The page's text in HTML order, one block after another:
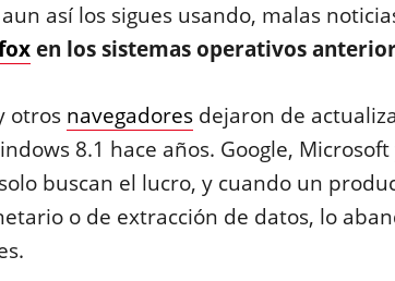
así los sigues usando, malas
en los sistemas operativos
otros navegadoresdejaron de
8.1 hace años. Google,
buscan el lucro, y cuando un
o de extracción de datos, lo